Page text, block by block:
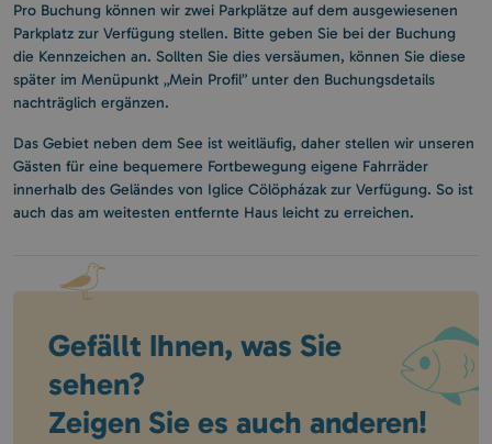
Pro Buchung können wir zwei Parkplätze auf dem ausgewiesenen
Parkplatz zur Verfügung stellen. Bitte geben Sie bei der Buchung
die Kennzeichen an. Sollten Sie dies versäumen, können Sie diese
später im Menüpunkt „Mein Profil” unter den Buchungsdetails
nachträglich ergänzen.
Das Gebiet neben dem See ist weitläufig, daher stellen wir unseren
Gästen für eine bequemere Fortbewegung eigene Fahrräder
innerhalb des Geländes von Iglice Cölöpházak zur Verfügung. So ist
auch das am weitesten entfernte Haus leicht zu erreichen.
Gefällt Ihnen, was Sie
sehen?
Zeigen Sie es auch anderen!